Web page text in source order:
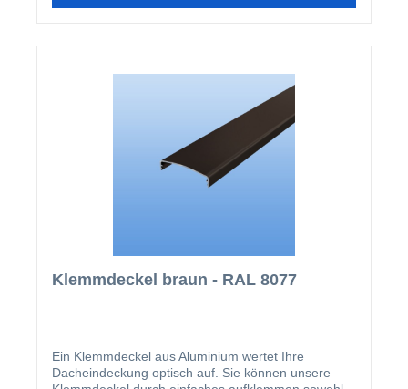
Klemmdeckel braun - RAL 8077
Ein Klemmdeckel aus Aluminium wertet Ihre
Dacheindeckung optisch auf. Sie können unsere